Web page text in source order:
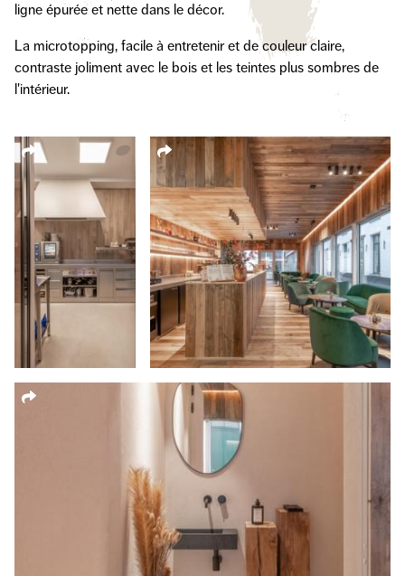
ligne épurée et nette dans le décor.
La microtopping, facile à entretenir et de couleur claire,
contraste joliment avec le bois et les teintes plus sombres de
l'intérieur.